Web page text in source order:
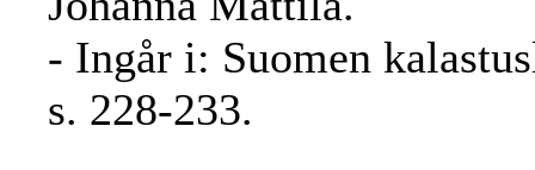
- Ingår i: Suomen
s. 228-233.